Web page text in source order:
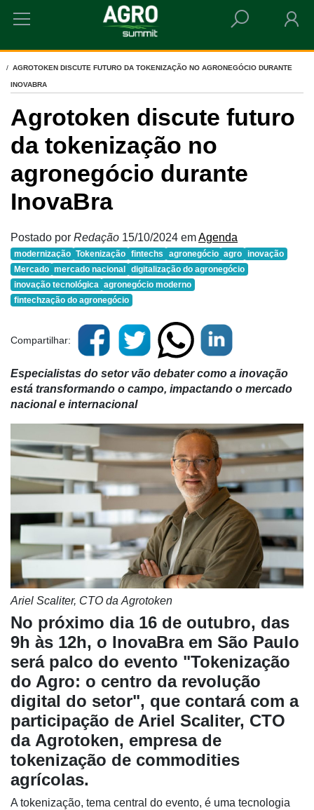
Cadastre-
se
Minha
conta
Notícias
HOME
AGROTOKEN DISCUTE FUTURO DA TOKENIZAÇÃO NO AGRONEGÓCIO DURANTE
INOVABRA
Agrotoken discute futuro
da tokenização no
agronegócio durante
InovaBra
Postado por Redação 15/10/2024 emAgenda
modernização Tokenização fintechs agronegócio agro inovação
Mercado mercado nacional
digitalização do agronegócio
inovação tecnológica agronegócio moderno
fintechzação do agronegócio
Compartilhar:
Especialistas do setor vão debater como a inovação
está transformando o campo, impactando o mercado
nacional e internacional
Ariel Scaliter, CTO da Agrotoken
No próximo dia 16 de outubro, das
9h às 12h, o InovaBra em São Paulo
será palco do evento "Tokenização
do Agro: o centro da revolução
digital do setor", que contará com a
participação de Ariel Scaliter, CTO
da Agrotoken, empresa de
tokenização de commodities
agrícolas.
A tokenização, tema central do evento, é uma tecnologia